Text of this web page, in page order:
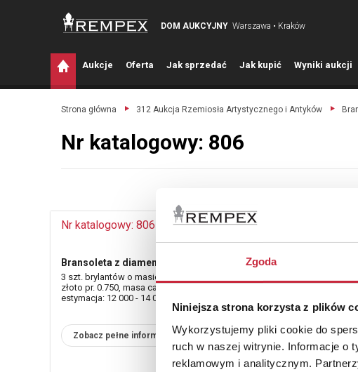
Zgoda
Niniejsza strona korzysta z plików
Wykorzystujemy pliki cookie do
ruch w naszej witrynie. Informacje o
reklamowym i analitycznym.
DOM AUKCYJNY Warszawa • Kraków
Aukcje Oferta Jak sprzedać Jak kupić Wyniki aukcji
Strona główna 312 Aukcja Rzemiosła Artystycznego i Antyków
Nr katalogowy: 806
Nr katalogowy: 806
Bransoleta z diamentami
3 szt. brylantów o masie łącznej ok. 0.11 ct (VS2-Si/F-H),
złoto pr. 0.750, masa całkowita 13.500 g.
estymacja: 12 000 - 14 000 zł
Zobacz pełne informacje